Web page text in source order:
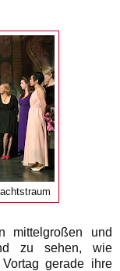
mittelgroßen und
zu sehen, wie
gerade ihre